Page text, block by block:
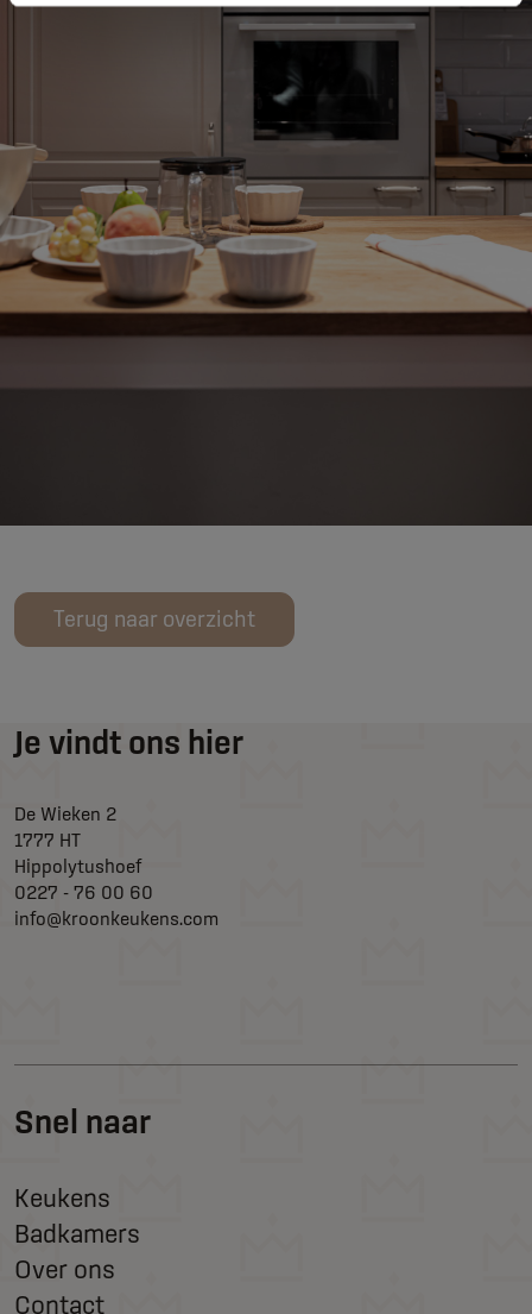
Terug naar overzicht
Snel naar
Keukens
Badkamers
Over ons
Contact
Je vindt ons hier
De Wieken 2
1777 HT
Hippolytushoef
0227 - 76 00 60
info@kroonkeukens.com